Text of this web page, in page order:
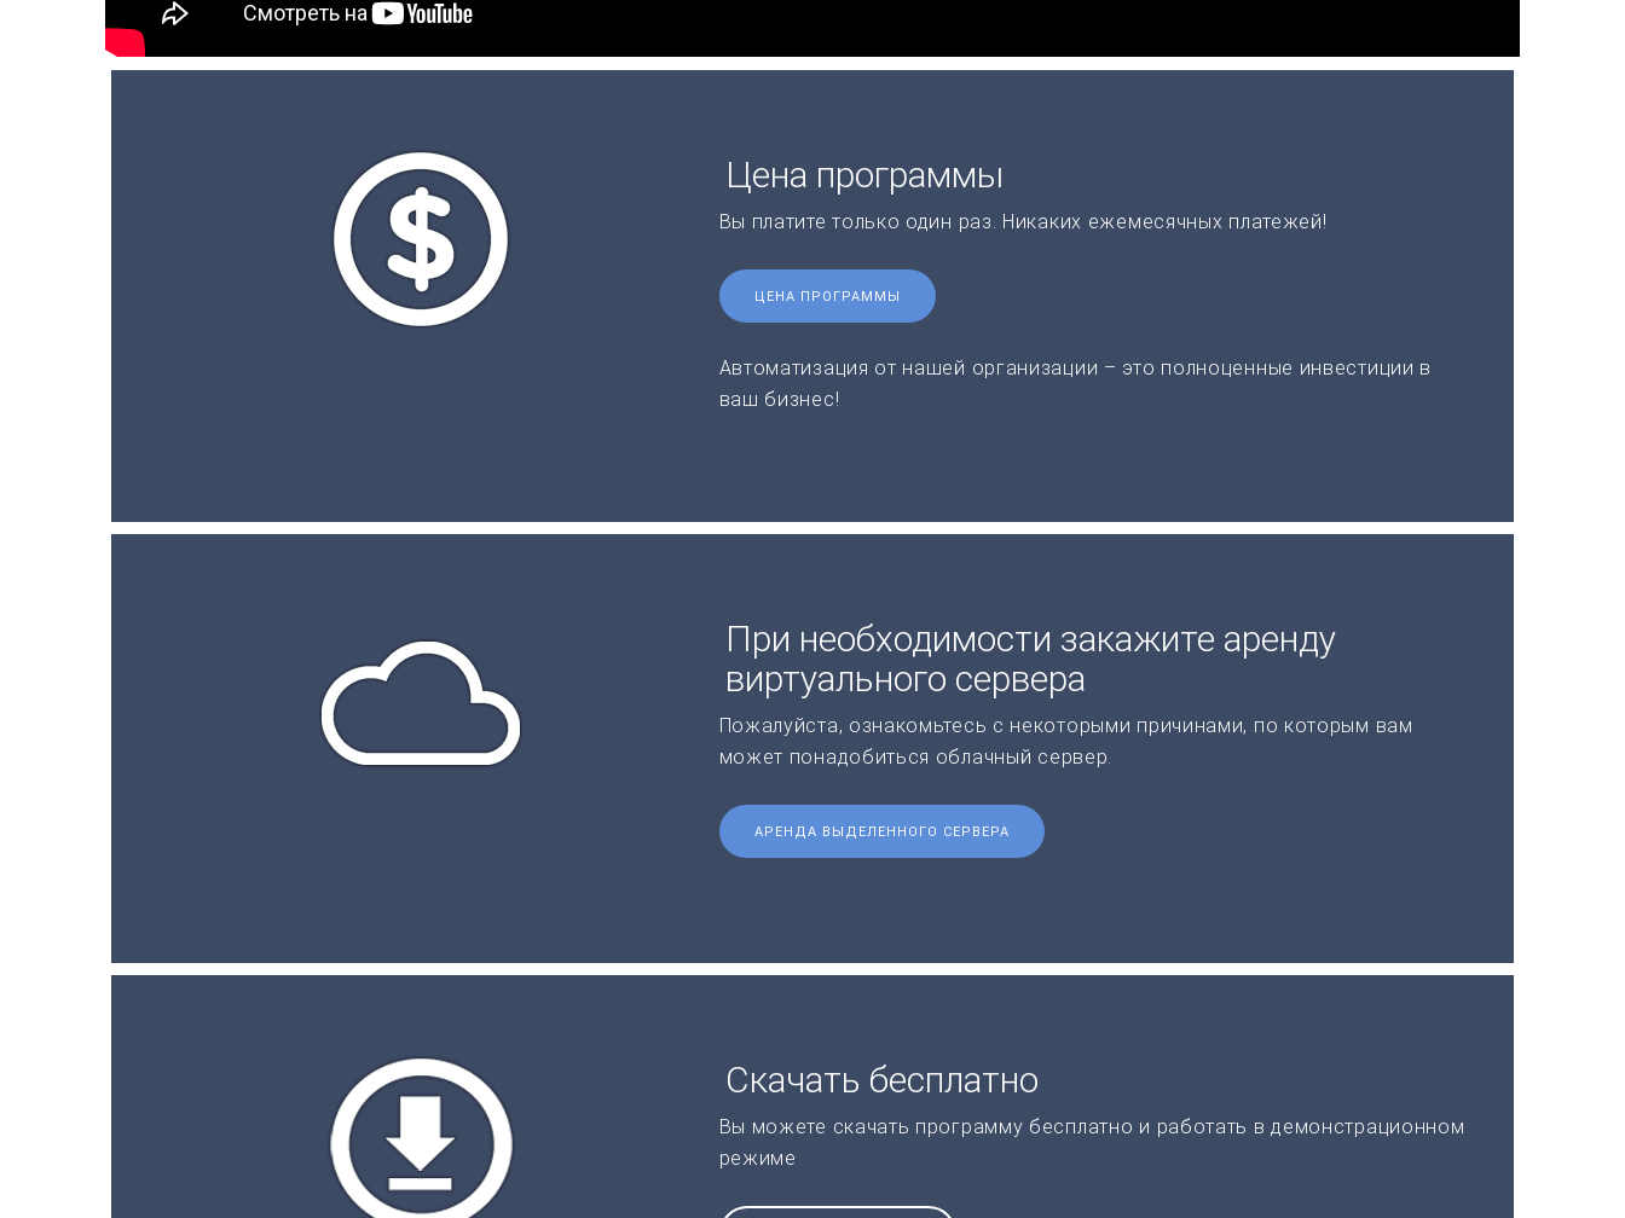
Цена программы
Вы платите только один раз. Никаких ежемесячных платежей!
ЦЕНА ПРОГРАММЫ
Автоматизация от нашей организации – это полноценные инвестиции в
ваш бизнес!
При необходимости закажите аренду
виртуального сервера
Пожалуйста, ознакомьтесь с некоторыми причинами, по которым вам
может понадобиться облачный сервер.
АРЕНДА ВЫДЕЛЕННОГО СЕРВЕРА
Скачать бесплатно
Вы можете скачать программу бесплатно и работать в демонстрационном
режиме